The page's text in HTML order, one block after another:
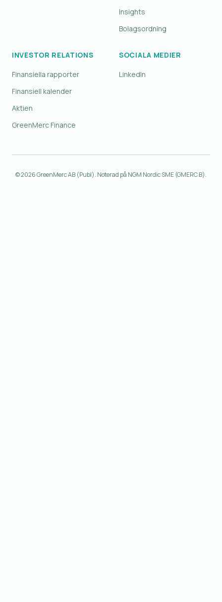
Insights
Bolagsordning
INVESTOR RELATIONS
Finansiella rapporter
Finansiell kalender
Aktien
GreenMerc Finance
SOCIALA MEDIER
LinkedIn
© 2026 GreenMerc AB (Publ). Noterad på NGM Nordic SME (GMERC B).